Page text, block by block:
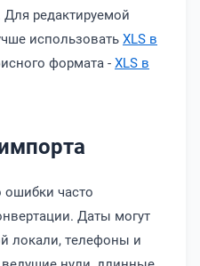
редактируемой
использовать XLS в
формата - XLS в
ошибки часто
Даты могут
локали, телефоны и